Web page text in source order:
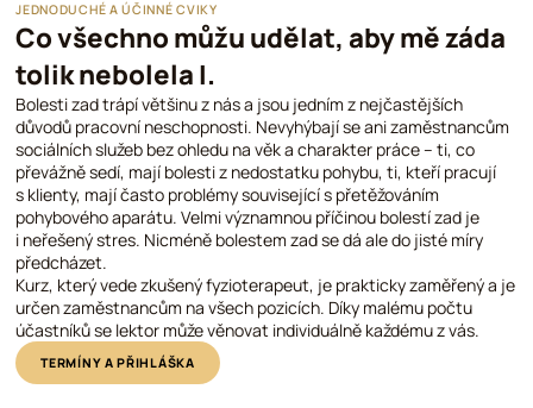
JEDNODUCHÉ A ÚČINNÉ CVIKY
Co všechno můžu udělat, aby mě záda
tolik nebolela I.
Bolesti zad trápí většinu z nás a jsou jedním z nejčastějších
důvodů pracovní neschopnosti. Nevyhýbají se ani zaměstnancům
sociálních služeb bez ohledu na věk a charakter práce – ti, co
převážně sedí, mají bolesti z nedostatku pohybu, ti, kteří pracují
s klienty, mají často problémy související s přetěžováním
pohybového aparátu. Velmi významnou příčinou bolestí zad je
i neřešený stres. Nicméně bolestem zad se dá ale do jisté míry
předcházet.
Kurz, který vede zkušený fyzioterapeut, je prakticky zaměřený a je
určen zaměstnancům na všech pozicích. Díky malému počtu
účastníků se lektor může věnovat individuálně každému z vás.
TERMÍNY A PŘIHLÁŠKA